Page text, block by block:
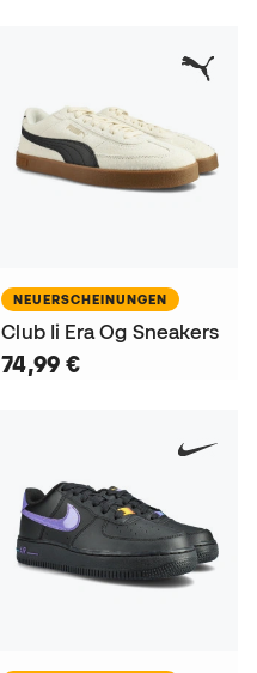
NEUERSCHEINUNGEN
Club Ii Era Og Sneakers
74,99 €